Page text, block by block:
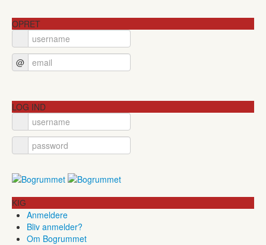
OPRET
@
LOG IND
KIG
Anmeldere
Bliv anmelder?
Om Bogrummet